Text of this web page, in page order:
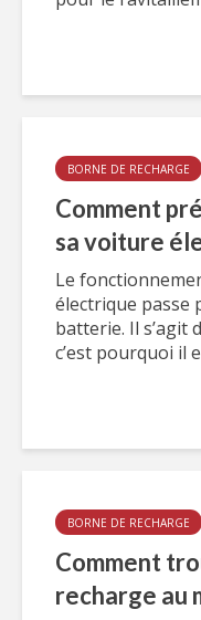
BORNE DE RECHARGE
Comment
sa voiture
Le
électrique passe
batterie. Il s’agit
c’est pourquoi il
BORNE DE RECHARGE
Comment
recharge au